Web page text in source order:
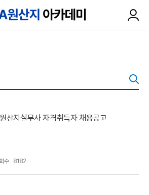
산지실무사 자격취득자 채용공고
수 8182